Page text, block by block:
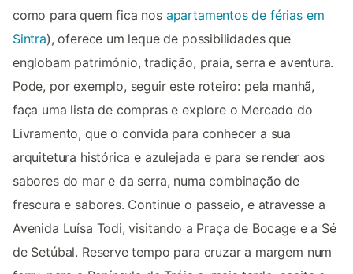
como para quem fica nos apartamentos de férias em
Sintra), oferece um leque de possibilidades que
englobam património, tradição, praia, serra e aventura.
Pode, por exemplo, seguir este roteiro: pela manhã,
faça uma lista de compras e explore o Mercado do
Livramento, que o convida para conhecer a sua
arquitetura histórica e azulejada e para se render aos
sabores do mar e da serra, numa combinação de
frescura e sabores. Continue o passeio, e atravesse a
Avenida Luísa Todi, visitando a Praça de Bocage e a Sé
de Setúbal. Reserve tempo para cruzar a margem num